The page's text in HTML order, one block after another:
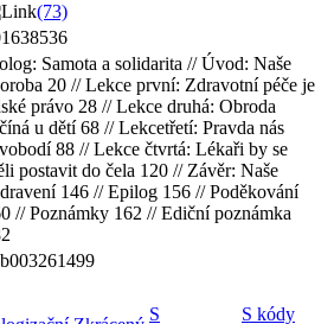
(73)
Samota a solidarita // Úvod: Naše
20 // Lekce první: Zdravotní péče je
právo 28 // Lekce druhá: Obroda
u dětí 68 // Lekcetřetí: Pravda nás
88 // Lekce čtvrtá: Lékaři by se
postavit do čela 120 // Závěr: Naše
146 // Epilog 156 // Poděkování
// Poznámky 162 // Ediční poznámka
S S kódy